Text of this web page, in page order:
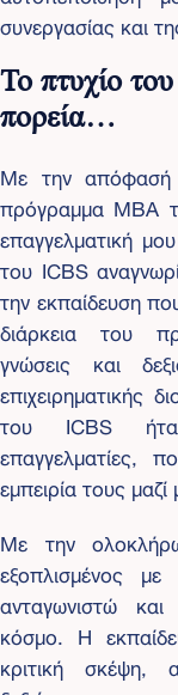
συνεργασίας και
Το πτυχίο
πορεία…
Με την απόφασή
πρόγραμμα MBA
επαγγελματική
του ICBS
την εκπαίδευση
διάρκεια του
γνώσεις και
επιχειρηματικής
του ICBS
επαγγελματίες,
εμπειρία τους
Με την
εξοπλισμένος
ανταγωνιστώ
κόσμο. Η
κριτική σκέψη,